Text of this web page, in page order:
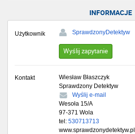
INFORMACJE
Użytkownik SprawdzonyDetektyw
Wyślij zapytanie
Kontakt
Wiesław Błaszczyk
Sprawdzony Detektyw
Wyślij e-mail
Wesoła 15/A
97-371 Wola
tel: 530713713
www.sprawdzonydetektyw.pl